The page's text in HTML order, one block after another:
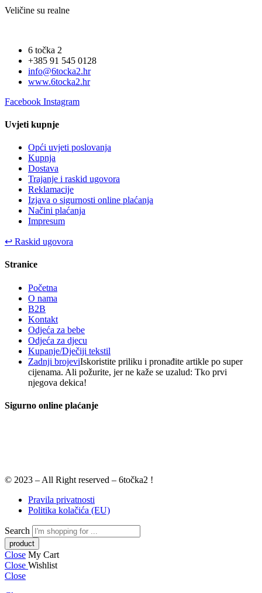
Veličine su realne
6 točka 2
+385 91 545 0128
info@6tocka2.hr
www.6tocka2.hr
Facebook Instagram
Uvjeti kupnje
Opći uvjeti poslovanja
Kupnja
Dostava
Trajanje i raskid ugovora
Reklamacije
Izjava o sigurnosti online plaćanja
Načini plaćanja
Impresum
↩ Raskid ugovora
Stranice
Početna
O nama
B2B
Kontakt
Odjeća za bebe
Odjeća za djecu
Kupanje/Dječiji tekstil
Zadnji brojeviIskoristite priliku i pronađite artikle po super
cijenama. Ali požurite, jer ne kaže se uzalud: Tko prvi
njegova dekica!
Sigurno online plaćanje
© 2023 – All Right reserved – 6točka2 !
Pravila privatnosti
Politika kolačića (EU)
Search
Close My Cart
Close Wishlist
Close